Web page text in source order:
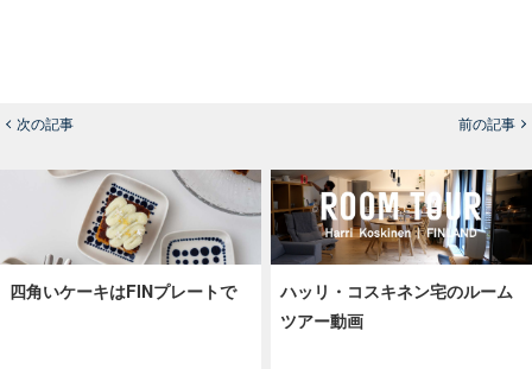
次の記事 前の記事
四角いケーキはFINプレートで
ハッリ・コスキネン宅のルーム
ツアー動画